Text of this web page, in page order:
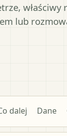
właściwy
lub
dalej Dane